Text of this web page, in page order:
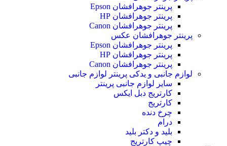
پرینتر جوهرافشان Epson
پرینتر جوهرافشان HP
پرینتر جوهرافشان Canon
پرینتر جوهرافشان عکس
پرینتر جوهرافشان Epson
پرینتر جوهرافشان HP
پرینتر جوهرافشان Canon
لوازم جانبی و یدکی پرینتر لوازم جانبی
سایر لوازم جانبی پرینتر
کارتریج دبل ایکس
کارتریج
چرخ دنده
درام
بلید و دکتر بلید
چیپ کارتریج